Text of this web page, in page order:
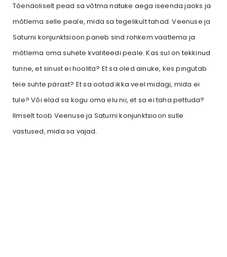
Tõenäoliselt pead sa võtma natuke aega iseenda jaoks ja
mõtlema selle peale, mida sa tegelikult tahad. Veenuse ja
Saturni konjunktsioon paneb sind rohkem vaatlema ja
mõtlema oma suhete kvaliteedi peale. Kas sul on tekkinud
tunne, et sinust ei hoolita? Et sa oled ainuke, kes pingutab
teie suhte pärast? Et sa ootad ikka veel midagi, mida ei
tule? Või elad sa kogu oma elu nii, et sa ei taha pettuda?
Ilmselt toob Veenuse ja Saturni konjunktsioon sulle
vastused, mida sa vajad.